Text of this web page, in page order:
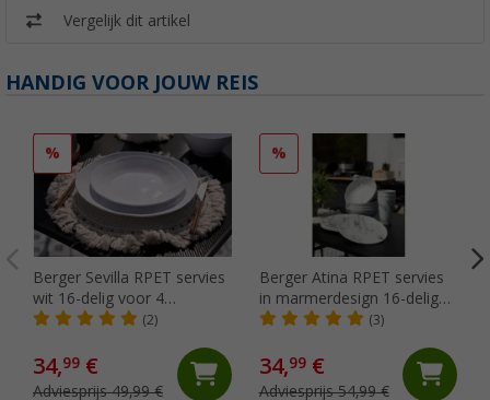
Vergelijk dit artikel
HANDIG VOOR JOUW REIS
%
Berger Sevilla RPET servies
wit 16-delig voor 4
personen
(2)
34,99 €
Adviesprijs 49,99 €
%
Berger Atina RPET servies
in marmerdesign 16-delig
voor 4 personen(3)
34,99€
Adviesprijs 54,99 €